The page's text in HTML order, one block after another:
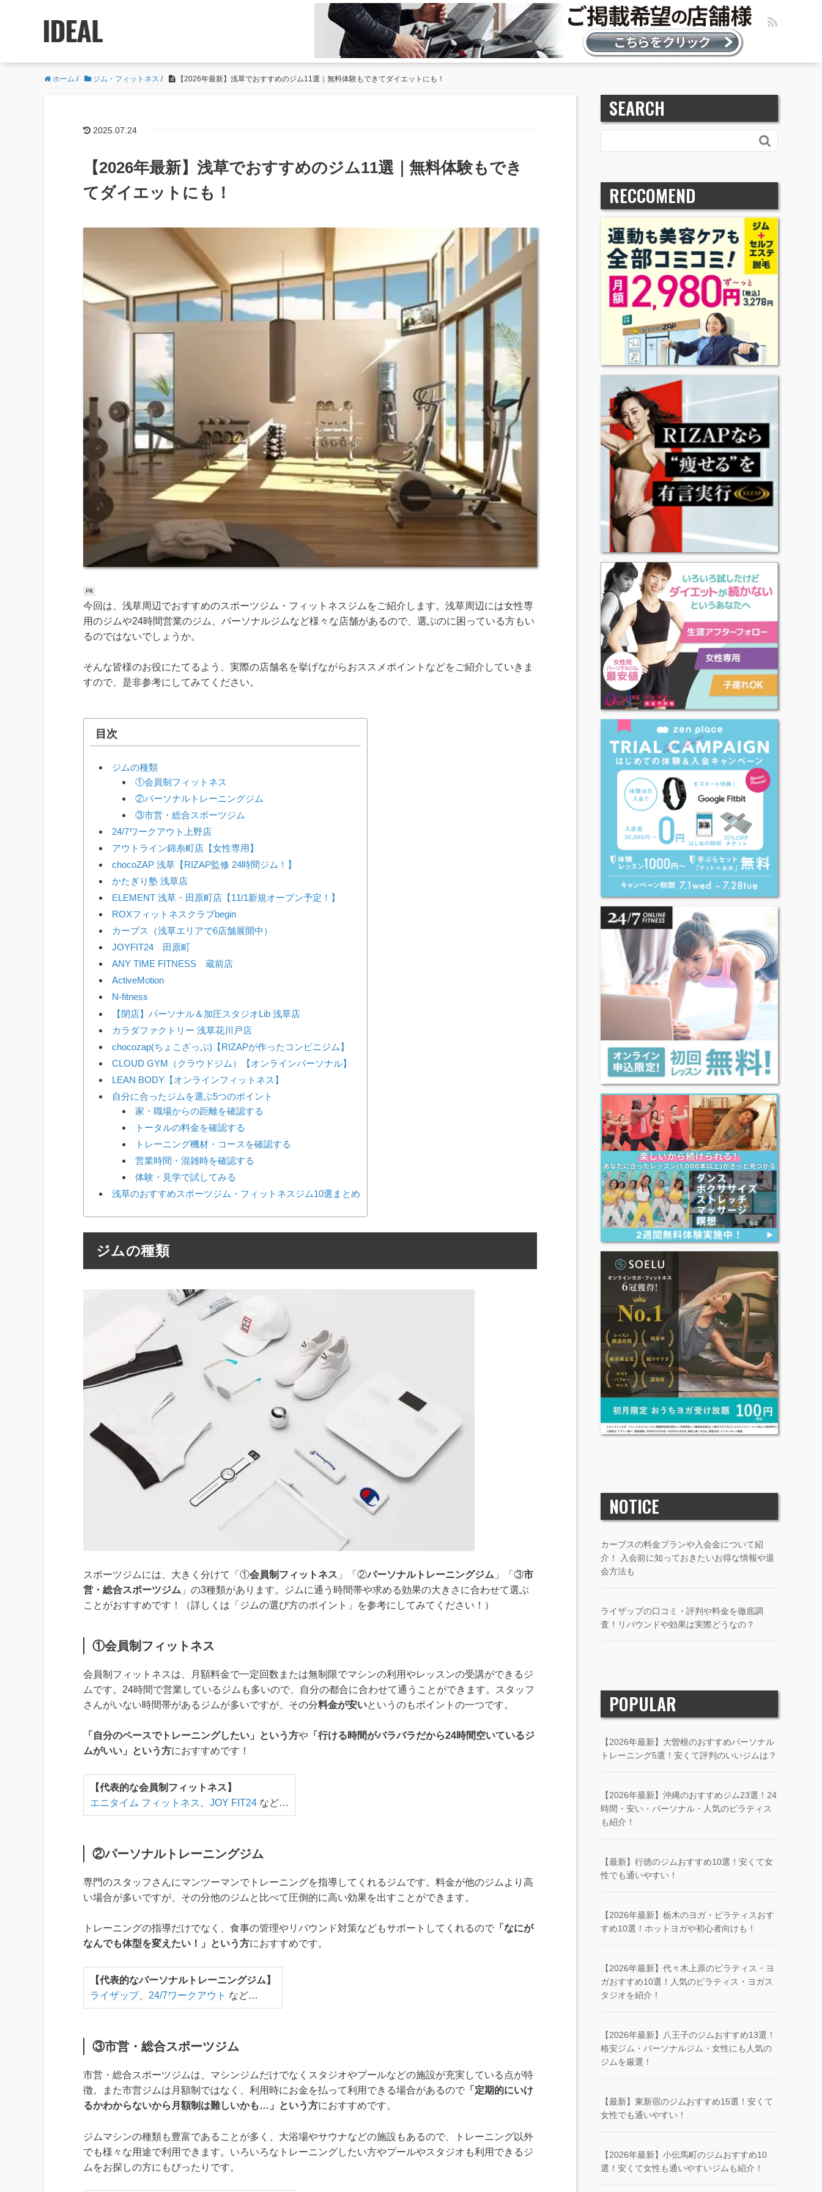
ホーム / ジム・フィットネス / 【2026年最新】浅草でおすすめのジム11選｜無料体験もできてダイエットにも！
2025.07.24
【2026年最新】浅草でおすすめのジム11選｜無料体験もでき
てダイエットにも！
今回は、浅草周辺でおすすめのスポーツジム・フィットネスジムをご紹介します。浅草周辺には女性専
用のジムや24時間営業のジム、パーソナルジムなど様々な店舗があるので、選ぶのに困っている方もい
るのではないでしょうか。
そんな皆様のお役にたてるよう、実際の店舗名を挙げながらおススメポイントなどをご紹介していきま
すので、是非参考にしてみてください。
目次
ジムの種類
①会員制フィットネス
②パーソナルトレーニングジム
③市営・総合スポーツジム
24/7ワークアウト上野店
アウトライン錦糸町店【女性専用】
chocoZAP 浅草【RIZAP監修 24時間ジム！】
かたぎり塾 浅草店
ELEMENT 浅草・田原町店【11/1新規オープン予定！】
ROXフィットネスクラブbegin
カーブス（浅草エリアで6店舗展開中）
JOYFIT24 田原町
ANY TIME FITNESS 蔵前店
ActiveMotion
N-fitness
【閉店】パーソナル＆加圧スタジオLib 浅草店
カラダファクトリー 浅草花川戸店
chocozap(ちょこざっぷ)【RIZAPが作ったコンビニジム】
CLOUD GYM（クラウドジム）【オンラインパーソナル】
LEAN BODY【オンラインフィットネス】
自分に合ったジムを選ぶ5つのポイント
家・職場からの距離を確認する
トータルの料金を確認する
トレーニング機材・コースを確認する
営業時間・混雑時を確認する
体験・見学で試してみる
浅草のおすすめスポーツジム・フィットネスジム10選まとめ
ジムの種類
スポーツジムには、大きく分けて「①会員制フィットネス 」「②パーソナルトレーニングジム 」「③市
営・総合スポーツジム 」の3種類があります。ジムに通う時間帯や求める効果の大きさに合わせて選ぶ
ことがおすすめです！（詳しくは「ジムの選び方のポイント」を参考にしてみてください！）
①会員制フィットネス
会員制フィットネスは、月額料金で一定回数または無制限でマシンの利用やレッスンの受講ができるジ
ムです。24時間で営業しているジムも多いので、自分の都合に合わせて通うことができます。スタッフ
さんがいない時間帯があるジムが多いですが、その分料金が安いというのもポイントの一つです。
「自分のペースでトレーニングしたい」という方や 「行ける時間がバラバラだから24時間空いているジ
ムがいい」という方におすすめです！
【代表的な会員制フィットネス】
エニタイム フィットネス
JOY FIT24 など…
②パーソナルトレーニングジム
専門のスタッフさんにマンツーマンでトレーニングを指導してくれるジムです。料金が他のジムより高
い場合が多いですが、その分他のジムと比べて圧倒的に高い効果を出すことができます。
トレーニングの指導だけでなく、食事の管理やリバウンド対策などもサポートしてくれるので 「なにが
なんでも体型を変えたい！」という方におすすめです。
【代表的なパーソナルトレーニングジム】
ライザップ、 24/7ワークアウト など…
③市営・総合スポーツジム
市営・総合スポーツジムは、マシンジムだけでなくスタジオやプールなどの施設が充実している点が特
徴。また市営ジムは月額制ではなく、利用時にお金を払って利用できる場合があるので 「定期的にいけ
るかわからないから月額制は難しいかも…」という方におすすめです。
ジムマシンの種類も豊富であることが多く、大浴場やサウナなどの施設もあるので、トレーニング以外
でも様々な用途で利用できます。いろいろなトレーニングしたい方やプールやスタジオも利用できるジ
ムをお探しの方にもぴったりです。
SEARCH

RECCOMEND
NOTICE
カーブスの料金プランや入会金について紹
介！ 入会前に知っておきたいお得な情報や退
会方法も
ライザップの口コミ・評判や料金を徹底調
査！リバウンドや効果は実際どうなの？
POPULAR
【2026年最新】大曽根のおすすめパーソナル
トレーニング5選！安くて評判のいいジムは？
【2026年最新】沖縄のおすすめジム23選！24
時間・安い・パーソナル・人気のピラティス
も紹介！
【最新】行徳のジムおすすめ10選！安くて女
性でも通いやすい！
【2026年最新】栃木のヨガ・ピラティスおす
すめ10選！ホットヨガや初心者向けも！
【2026年最新】代々木上原のピラティス・ヨ
ガおすすめ10選！人気のピラティス・ヨガス
タジオを紹介！
【2026年最新】八王子のジムおすすめ13選！
格安ジム・パーソナルジム・女性にも人気の
ジムを厳選！
【最新】東新宿のジムおすすめ15選！安くて
女性でも通いやすい！
【2026年最新】小伝馬町のジムおすすめ10
選！安くて女性も通いやすいジムも紹介！